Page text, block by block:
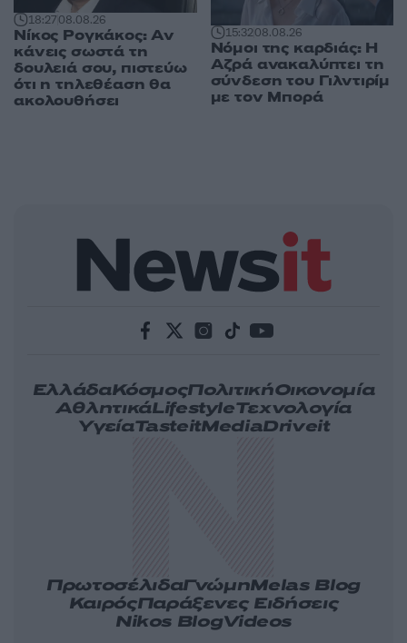
18:2708.08.26
Νίκος Ρογκάκος: Αν
κάνεις σωστά τη
δουλειά σου, πιστεύω
ότι η τηλεθέαση θα
ακολουθήσει
15:3208.08.26
Νόμοι της καρδιάς: Η
Αζρά ανακαλύπτει τη
σύνδεση του Γιλντιρίμ
με τον Μπορά
ΕλλάδαΚόσμοςΠολιτικήΟικονομία
ΑθλητικάLifestyleΤεχνολογία
ΥγείαTasteitMediaDriveit
ΠρωτοσέλιδαΓνώμηMelas Blog
ΚαιρόςΠαράξενες Ειδήσεις
Nikos BlogVideos